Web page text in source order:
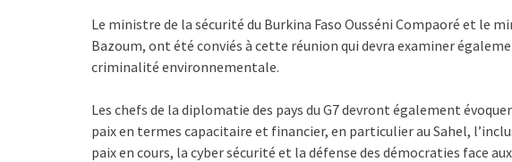
Le ministre de la sécurité du Burkina Faso Ousséni Compaoré et le
Bazoum, ont été conviés à cette réunion qui devra examiner
criminalité environnementale.
Les chefs de la diplomatie des pays du G7 devront également
paix en termes capacitaire et financier, en particulier au Sahel,
paix en cours, la cyber sécurité et la défense des démocraties face